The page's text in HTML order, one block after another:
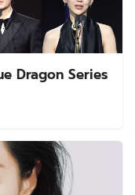
Dragon Series